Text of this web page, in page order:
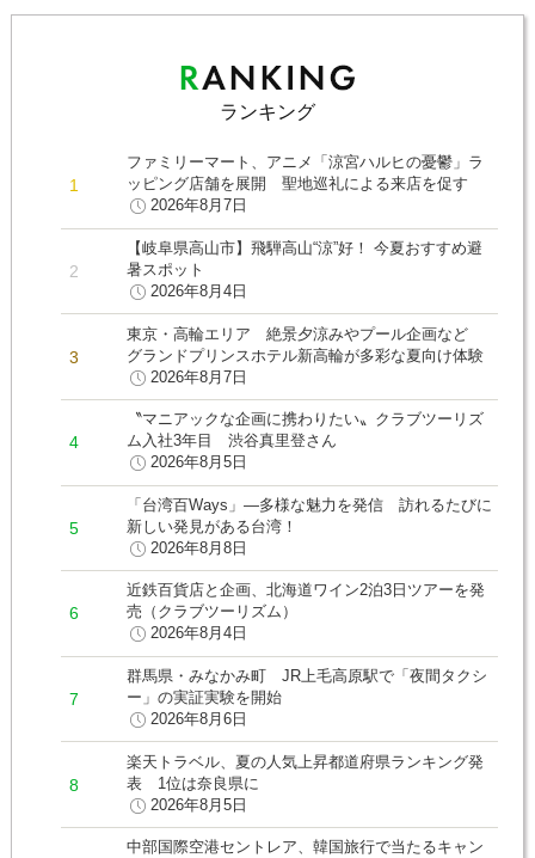
ランキング
ファミリーマート、アニメ「涼宮ハルヒの憂鬱」ラ
ッピング店舗を展開 聖地巡礼による来店を促す
2026年8月7日
【岐阜県高山市】飛騨高山“涼”好！ 今夏おすすめ避
暑スポット
2026年8月4日
東京・高輪エリア 絶景夕涼みやプール企画など
グランドプリンスホテル新高輪が多彩な夏向け体験
2026年8月7日
〝マニアックな企画に携わりたい〟クラブツーリズ
ム入社3年目 渋谷真里登さん
2026年8月5日
「台湾百Ways」―多様な魅力を発信 訪れるたびに
新しい発見がある台湾！
2026年8月8日
近鉄百貨店と企画、北海道ワイン2泊3日ツアーを発
売（クラブツーリズム）
2026年8月4日
群馬県・みなかみ町 JR上毛高原駅で「夜間タクシ
ー」の実証実験を開始
2026年8月6日
楽天トラベル、夏の人気上昇都道府県ランキング発
表 1位は奈良県に
2026年8月5日
中部国際空港セントレア、韓国旅行で当たるキャン